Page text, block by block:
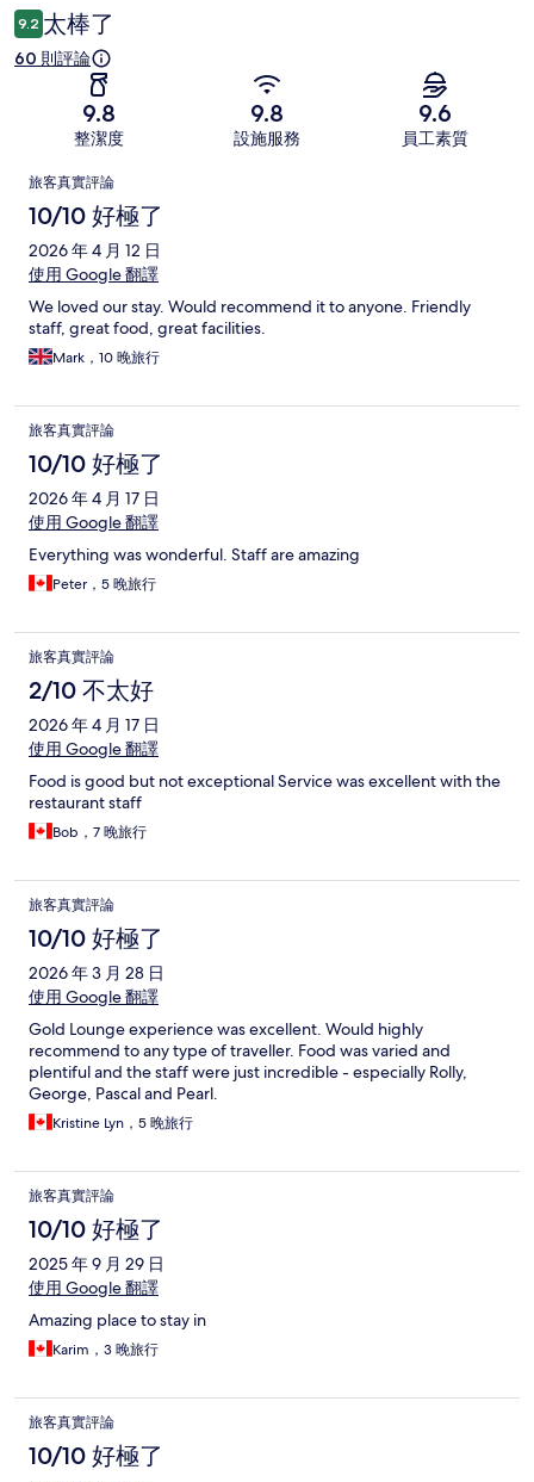
9.2 太棒了
60 則評論
9.8
整潔度
9.8
設施服務
9.6
員工素質
評
論
旅客真實評論
10/10 好極了
2026 年 4 月 12 日
使用 Google 翻譯
We loved our stay. Would recommend it to anyone. Friendly
staff, great food, great facilities.
Mark，10 晚旅行
旅客真實評論
10/10 好極了
2026 年 4 月 17 日
使用 Google 翻譯
Everything was wonderful. Staff are amazing
Peter，5 晚旅行
旅客真實評論
2/10 不太好
2026 年 4 月 17 日
使用 Google 翻譯
Food is good but not exceptional Service was excellent with the
restaurant staff
Bob，7 晚旅行
旅客真實評論
10/10 好極了
2026 年 3 月 28 日
使用 Google 翻譯
Gold Lounge experience was excellent. Would highly
recommend to any type of traveller. Food was varied and
plentiful and the staff were just incredible - especially Rolly,
George, Pascal and Pearl.
Kristine Lyn，5 晚旅行
旅客真實評論
10/10 好極了
2025 年 9 月 29 日
使用 Google 翻譯
Amazing place to stay in
Karim，3 晚旅行
旅客真實評論
10/10 好極了